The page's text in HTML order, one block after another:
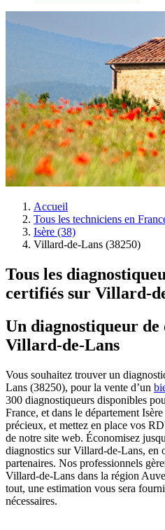
Accueil
Tous les techniciens en
Isère (38)
Villard-de-Lans (38250)
Tous les
certifiés sur Villard-
Un diagnostiqueur
Villard-de-Lans
Vous souhaitez trouver un
Lans (38250), pour la vente d’un
300 diagnostiqueurs disponibles
France, et dans le département
précieux, et mettez en place vos
de notre site web. Économisez
diagnostics sur Villard-de-Lans, en
partenaires. Nos professionnels
Villard-de-Lans dans la région
tout, une estimation vous sera
nécessaires.